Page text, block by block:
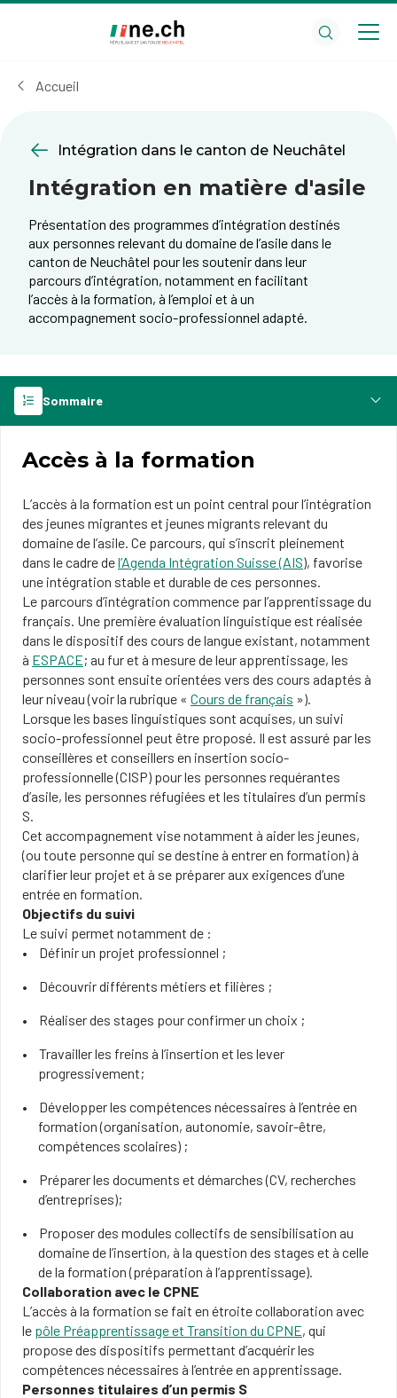
cookies
Accueil
Intégration dans le canton de Neuchâtel
Intégration en matière d'asile
Présentation des programmes d’intégration destinés
aux personnes relevant du domaine de l’asile dans le
canton de Neuchâtel pour les soutenir dans leur
parcours d’intégration, notamment en facilitant
l’accès à la formation, à l’emploi et à un
accompagnement socio-professionnel adapté.
Sommaire
Accès à la formation
L’accès à la formation est un point central pour l’intégration
des jeunes migrantes et jeunes migrants relevant du
domaine de l’asile. Ce parcours, qui s’inscrit pleinement
dans le cadre del’Agenda Intégration Suisse (AIS), favorise
une intégration stable et durable de ces personnes.
Le parcours d’intégration commence par l’apprentissage du
français. Une première évaluation linguistique est réalisée
dans le dispositif des cours de langue existant, notamment
à ESPACE; au fur et à mesure de leur apprentissage, les
personnes sont ensuite orientées vers des cours adaptés à
leur niveau (voir la rubrique « Cours de français »).
Lorsque les bases linguistiques sont acquises, un suivi
socio-professionnel peut être proposé. Il est assuré par les
conseillères et conseillers en insertion socio-
professionnelle (CISP) pour les personnes requérantes
d’asile, les personnes réfugiées et les titulaires d’un permis
S.
Cet accompagnement vise notamment à aider les jeunes,
(ou toute personne qui se destine à entrer en formation) à
clarifier leur projet et à se préparer aux exigences d’une
entrée en formation.
Objectifs du suivi
Le suivi permet notamment de :
Définir un projet professionnel ;
Découvrir différents métiers et filières ;
Réaliser des stages pour confirmer un choix ;
Travailler les freins à l’insertion et les lever
progressivement;
Développer les compétences nécessaires à l’entrée en
formation (organisation, autonomie, savoir-être,
compétences scolaires) ;
Préparer les documents et démarches (CV, recherches
d’entreprises);
Proposer des modules collectifs de sensibilisation au
domaine de l’insertion, à la question des stages et à celle
de la formation (préparation à l’apprentissage).
Collaboration avec le CPNE
L’accès à la formation se fait en étroite collaboration avec
le pôle Préapprentissage et Transition du CPNE, qui
propose des dispositifs permettant d’acquérir les
compétences nécessaires à l’entrée en apprentissage.
Personnes titulaires d’un permis S